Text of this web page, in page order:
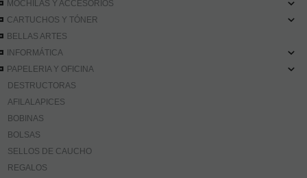
MOCHILAS Y ACCESORIOS
CARTUCHOS Y TÓNER
BELLAS ARTES
INFORMÁTICA
PAPELERIA Y OFICINA
DESTRUCTORAS
AFILALAPICES
BOBINAS
BOLSAS
SELLOS DE CAUCHO
REGALOS